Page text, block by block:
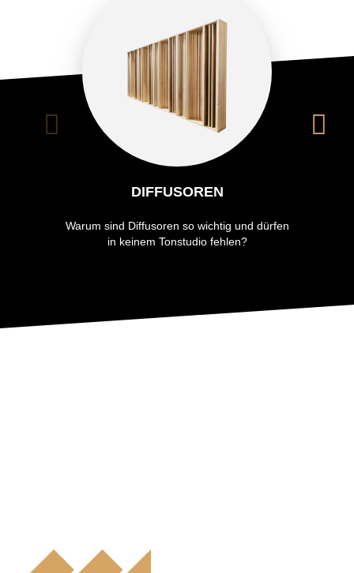
DIFFUSOREN
Warum sind Diffusoren so wichtig und dürfen
in keinem Tonstudio fehlen?